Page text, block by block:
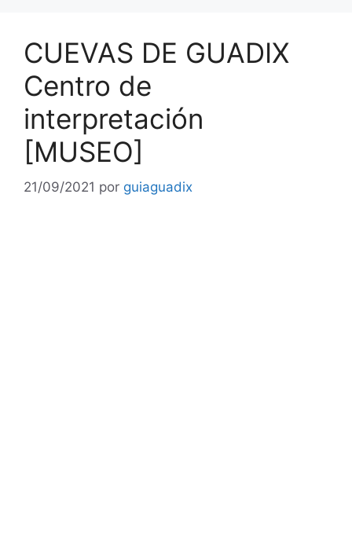
CUEVAS DE GUADIX
Centro de
interpretación
[MUSEO]
21/09/2021 por guiaguadix